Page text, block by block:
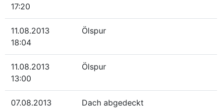
17:20
11.08.2013
18:04
Ölspur
11.08.2013
13:00
Ölspur
07.08.2013
Dach abgedeckt